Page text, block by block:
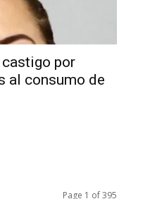
por
al consumo de
Page 1 of 395